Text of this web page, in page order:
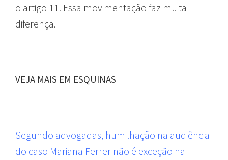
o artigo 11. Essa movimentação faz muita
diferença.
VEJA MAIS EM ESQUINAS
Segundo advogadas, humilhação na audiência
do caso Mariana Ferrer não é exceção na